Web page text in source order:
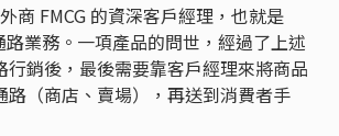
商 FMCG 的資深客戶經理，也就是
路業務。一項產品的問世，經過了上述
行銷後，最後需要靠客戶經理來將商品
路（商店、賣場），再送到消費者手